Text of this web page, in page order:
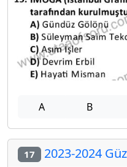
A B
17 2023-2024